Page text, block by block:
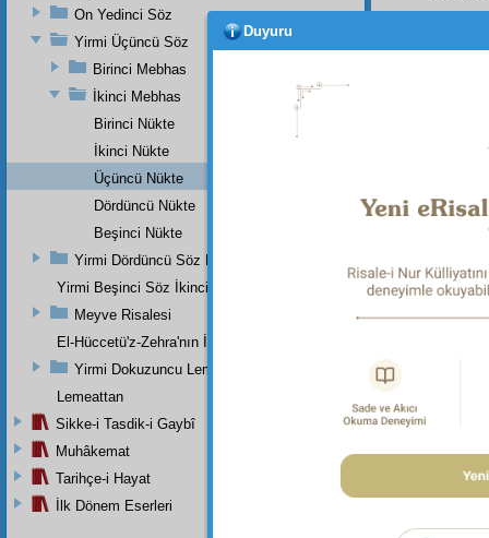
Bu
On Yedinci Söz
Yirmi Üçüncü Söz
Birinci Mebhas
İkinci Mebhas
Birinci Nükte
İkinci Nükte
Üçüncü Nükte
Dördüncü Nükte
Beşinci Nükte
Yirmi Dördüncü Söz Beşinci Dal
Yirmi Beşinci Söz İkinci Cilve
Meyve Risalesi
El-Hüccetü'z-Zehra'nın İkinci Makamı
Yirmi Dokuzuncu Lem'a İkinci Bab
Lemeattan
Sikke-i Tasdik-i Gaybî
Muhâkemat
Tarihçe-i Hayat
İlk Dönem Eserleri
Duyuru